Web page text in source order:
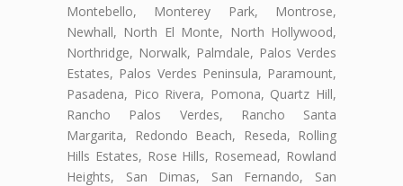
Montebello, Monterey Park, Montrose,
Newhall, North El Monte, North Hollywood,
Northridge, Norwalk, Palmdale, Palos Verdes
Estates, Palos Verdes Peninsula, Paramount,
Pasadena, Pico Rivera, Pomona, Quartz Hill,
Rancho Palos Verdes, Rancho Santa
Margarita, Redondo Beach, Reseda, Rolling
Hills Estates, Rose Hills, Rosemead, Rowland
Heights, San Dimas, San Fernando, San